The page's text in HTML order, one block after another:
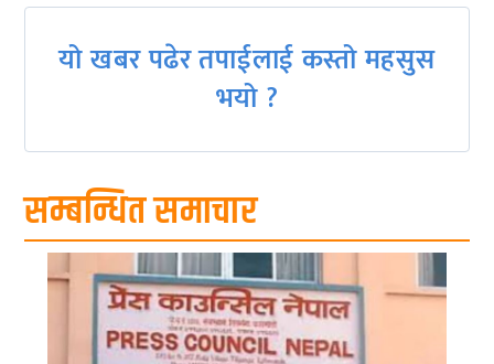
यो खबर पढेर तपाईलाई कस्तो महसुस
भयो ?
सम्बन्धित समाचार